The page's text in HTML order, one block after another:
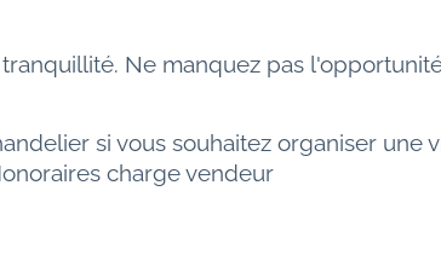
Ne manquez pas
si vous souhaitez organiser
charge vendeur